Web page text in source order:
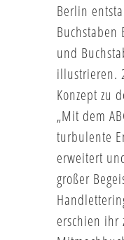
Berlin
Buchstaben
und
illustrieren.
Konzept zu
„Mit dem
turbulente
erweitert
großer
erschien ihr